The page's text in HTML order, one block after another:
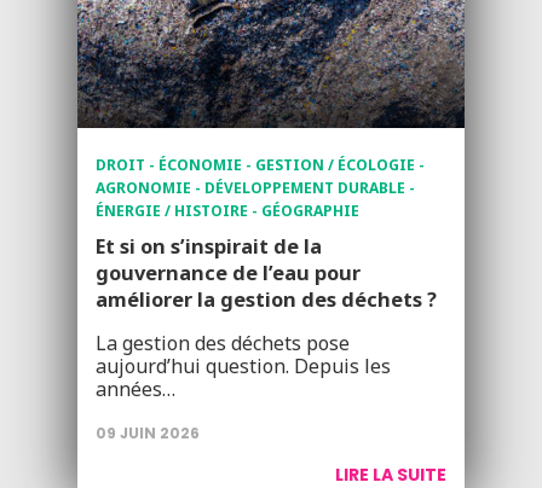
DROIT - ÉCONOMIE - GESTION / ÉCOLOGIE -
AGRONOMIE - DÉVELOPPEMENT DURABLE -
ÉNERGIE / HISTOIRE - GÉOGRAPHIE
Et si on s’inspirait de la
gouvernance de l’eau pour
améliorer la gestion des déchets ?
La gestion des déchets pose
aujourd’hui question. Depuis les
années…
09 JUIN 2026
LIRE LA SUITE